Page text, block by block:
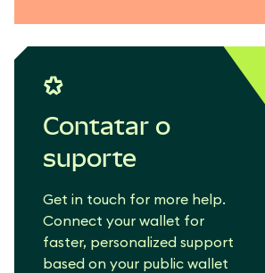
Contatar o
suporte
Get in touch for more help.
Connect your wallet for
faster, personalized support
based on your public wallet